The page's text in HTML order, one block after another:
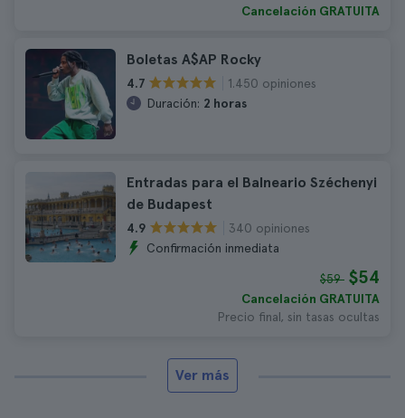
Cancelación GRATUITA
Boletas A$AP Rocky
4.7
1.450 opiniones
Duración: 2 horas
Entradas para el Balneario Széchenyi
de Budapest
4.9
340 opiniones
Confirmación inmediata
$59 $54
Cancelación GRATUITA
Precio final, sin tasas ocultas
Ver más